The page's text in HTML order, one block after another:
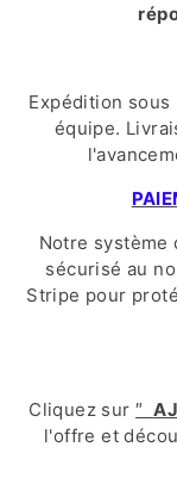
Expédition
équipe.
Notre système
sécurisé au
Stripe pour
Cliquez sur″
l'offre et